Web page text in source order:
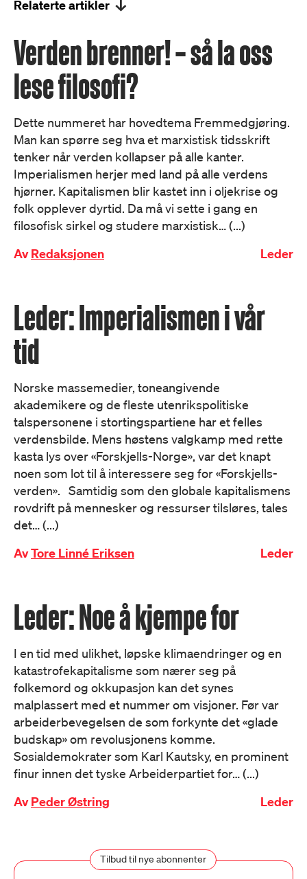
Relaterte artikler
Verden brenner! – så la oss
lese filosofi?
Dette nummeret har hovedtema Fremmedgjøring.
Man kan spørre seg hva et marxistisk tidsskrift
tenker når verden kollapser på alle kanter.
Imperialismen herjer med land på alle verdens
hjørner. Kapitalismen blir kastet inn i oljekrise og
folk opplever dyrtid. Da må vi sette i gang en
filosofisk sirkel og studere marxistisk… (...)
AvRedaksjonen Leder
Leder: Imperialismen i vår
tid
Norske massemedier, toneangivende
akademikere og de fleste utenrikspolitiske
talspersonene i stortingspartiene har et felles
verdensbilde. Mens høstens valgkamp med rette
kasta lys over «Forskjells-Norge», var det knapt
noen som lot til å interessere seg for «Forskjells-
verden». Samtidig som den globale kapitalismens
rovdrift på mennesker og ressurser tilsløres, tales
det… (...)
AvTore Linné Eriksen Leder
Leder: Noe å kjempe for
I en tid med ulikhet, løpske klimaendringer og en
katastrofekapitalisme som nærer seg på
folkemord og okkupasjon kan det synes
malplassert med et nummer om visjoner. Før var
arbeiderbevegelsen de som forkynte det «glade
budskap» om revolusjonens komme.
Sosialdemokrater som Karl Kautsky, en prominent
finur innen det tyske Arbeiderpartiet for… (...)
AvPeder Østring Leder
Tilbud til nye abonnenter